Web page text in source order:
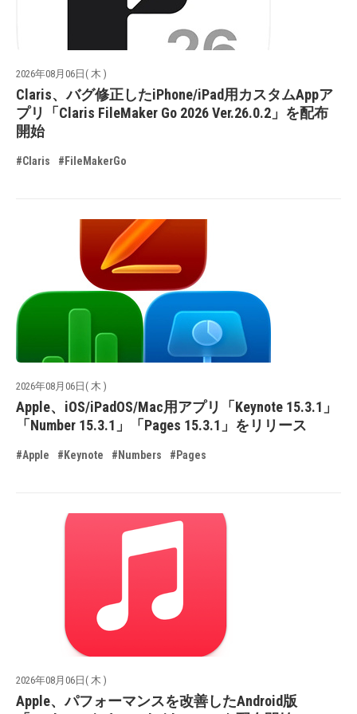
2026年08月06日( 木 )
Claris、バグ修正したiPhone/iPad用カスタムAppア
プリ「Claris FileMaker Go 2026 Ver.26.0.2」を配布
開始
#Claris #FileMakerGo
2026年08月06日( 木 )
Apple、iOS/iPadOS/Mac用アプリ「Keynote 15.3.1」
「Number 15.3.1」「Pages 15.3.1」をリリース
#Apple #Keynote #Numbers #Pages
2026年08月06日( 木 )
Apple、パフォーマンスを改善したAndroid版